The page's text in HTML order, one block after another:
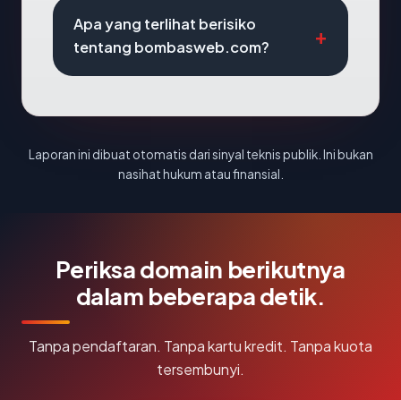
Apa yang terlihat berisiko
tentang bombasweb.com?
Laporan ini dibuat otomatis dari sinyal teknis publik. Ini bukan
nasihat hukum atau finansial.
Periksa domain berikutnya
dalam beberapa detik.
Tanpa pendaftaran. Tanpa kartu kredit. Tanpa kuota
tersembunyi.